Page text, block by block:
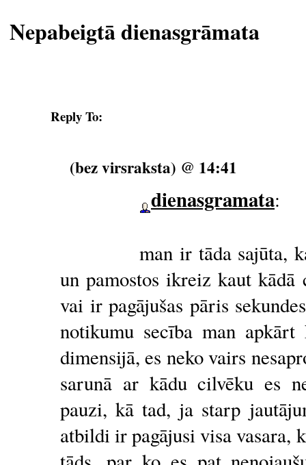
Nepabeigtā dienasgrāmata
Reply To:
(bez virsraksta) @ 14:41
dienasgramata:
man ir tāda sajūta,
un pamostos ikreiz kaut
vai ir pagājušas pāris
notikumu secība man
dimensijā, es neko vairs
sarunā ar kādu cilvēku es
pauzi, kā tad, ja starp
atbildi ir pagājusi visa vasara,